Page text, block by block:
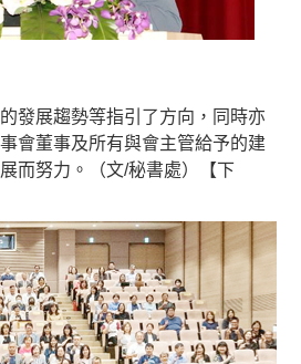
發展趨勢等指引了方向，同時亦
會董事及所有與會主管給予的建
而努力。（文/秘書處）【下